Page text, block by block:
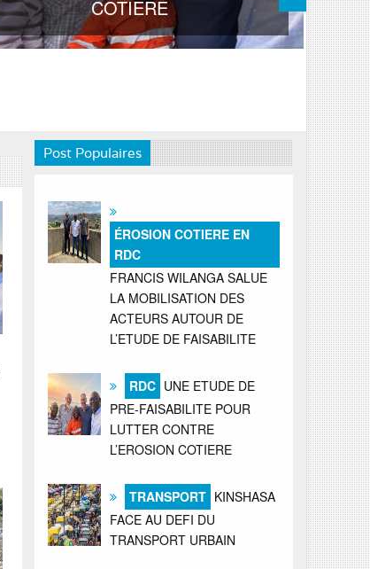
COTIERE
Post Populaires
ÉROSION COTIERE EN
RDC
FRANCIS WILANGA SALUE
LA MOBILISATION DES
ACTEURS AUTOUR DE
L’ETUDE DE FAISABILITE
RDC UNE ETUDE DE
PRE-FAISABILITE POUR
LUTTER CONTRE
L’EROSION COTIERE
TRANSPORT KINSHASA
FACE AU DEFI DU
TRANSPORT URBAIN